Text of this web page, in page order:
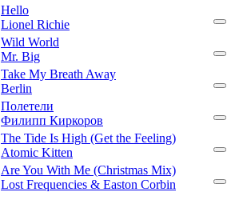
Hello
Lionel Richie
Wild World
Mr. Big
Take My Breath Away
Berlin
Полетели
Филипп Киркоров
The Tide Is High (Get the Feeling)
Atomic Kitten
Are You With Me (Christmas Mix)
Lost Frequencies & Easton Corbin